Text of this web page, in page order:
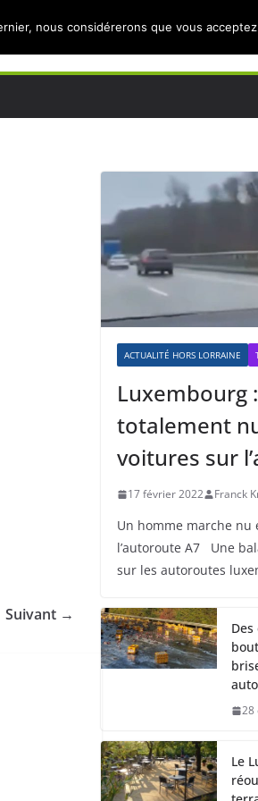
Suivant →
ACTUALITÉ HORS LORRAINE
Luxembourg
totalement
voitures sur
17 février 2022 Franck
Un homme marche nu
l’autoroute A7 Une
sur les autoroutes
28
Le
nous considérerons que vous